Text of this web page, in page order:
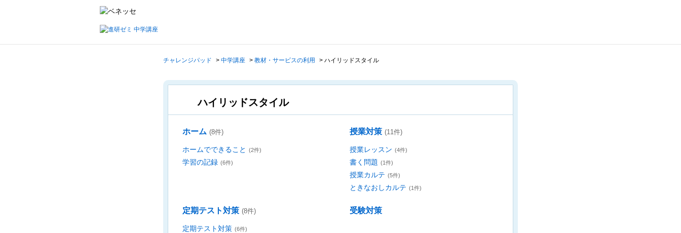
チャレンジパッド > 中学講座 > 教材・サービスの利用 > ハイリッドスタイル
ハイリッドスタイル
ホーム (8件)
ホームでできること (2件)
学習の記録 (6件)
授業対策 (11件)
授業レッスン (4件)
書く問題 (1件)
授業カルテ (5件)
ときなおしカルテ (1件)
定期テスト対策 (8件)
定期テスト対策 (6件)
受験対策